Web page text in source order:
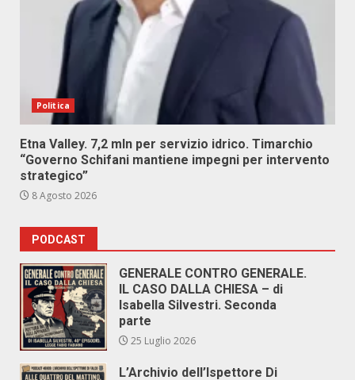
Politica
Etna Valley. 7,2 mln per servizio idrico. Timarchio
“Governo Schifani mantiene impegni per intervento
strategico”
8 Agosto 2026
PODCAST
GENERALE CONTRO GENERALE.
IL CASO DALLA CHIESA – di
Isabella Silvestri. Seconda
parte
25 Luglio 2026
L’Archivio dell’Ispettore Di